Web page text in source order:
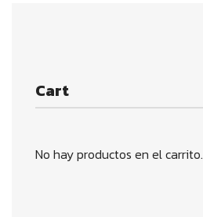
Cart
No hay productos en el carrito.